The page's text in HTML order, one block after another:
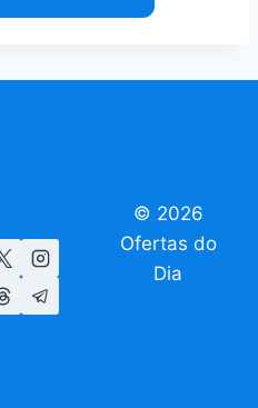
© 2026
Ofertas do
Dia